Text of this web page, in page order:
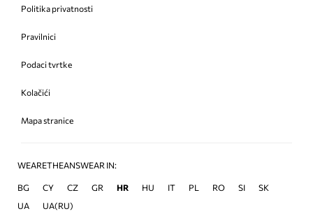
Politika privatnosti
Pravilnici
Podaci tvrtke
Kolačići
Mapa stranice
WEARETHEANSWEAR IN:
BG CY CZ GR HR HU IT PL RO SI
SK
UA
UA(RU)